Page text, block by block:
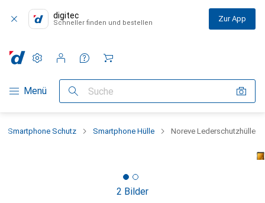
digitec
Schneller finden und bestellen Zur App
Navigation nach Kategorien
Menü Suche
Einstellungen
Kundenkonto
Vergleichslisten
Merklisten
Warenkorb
Smartphone Schutz Smartphone Hülle Noreve Lederschutzhülle
2 Bilder